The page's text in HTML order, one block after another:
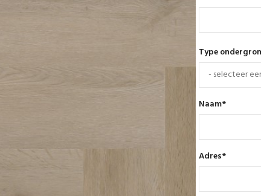
Type
Naam*
Adres*